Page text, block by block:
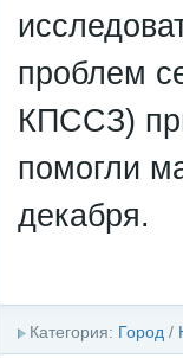
проблем
КПССЗ)
помогли
декабря.
Категория: Город /